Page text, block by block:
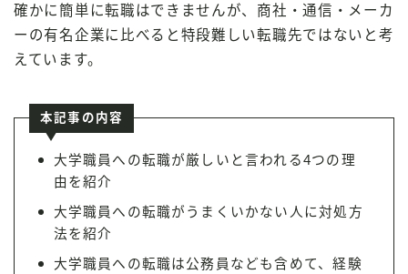
確かに簡単に転職はできませんが、商社・通信・メーカ
ーの有名企業に比べると特段難しい転職先ではないと考
えています。
本記事の内容
大学職員への転職が厳しいと言われる4つの理
由を紹介
大学職員への転職がうまくいかない人に対処方
法を紹介
大学職員への転職は公務員なども含めて、経験